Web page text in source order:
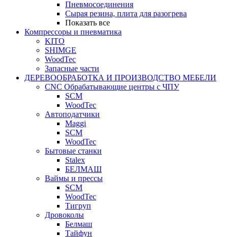
Пневмосоединения
Сырая резина, плита для разогрева
Показать все
Компрессоры и пневматика
KITO
SHIMGE
WoodTec
Запасные части
ДЕРЕВООБРАБОТКА И ПРОИЗВОДСТВО МЕБЕЛИ
CNC Обрабатывающие центры с ЧПУ
SCM
WoodTec
Автоподатчики
Maggi
SCM
WoodTec
Бытовые станки
Stalex
БЕЛМАШ
Ваймы и прессы
SCM
WoodTec
Тигруп
Дровоколы
Белмаш
Тайфун